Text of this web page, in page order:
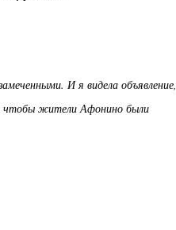
И я видела объявление,
чтобы жители Афонино были